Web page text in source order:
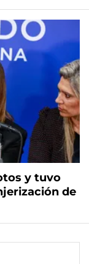
y tuvo
de